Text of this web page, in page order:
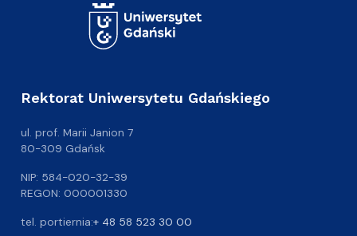
Rektorat Uniwersytetu Gdańskiego
ul. prof. Marii Janion 7
80-309 Gdańsk
NIP: 584-020-32-39
REGON: 000001330
tel. portiernia:+ 48 58 523 30 00